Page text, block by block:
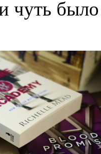
чуть